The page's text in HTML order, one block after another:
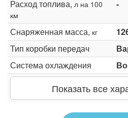
Расход топлива, л на 100
км
-
Снаряженная масса, кг
Тип коробки передач
Система охлаждения
Показать все